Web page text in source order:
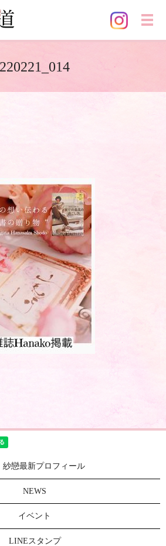
メ
220221_014
紗戀最新プロフィール
NEWS
イベント
LINEスタンプ